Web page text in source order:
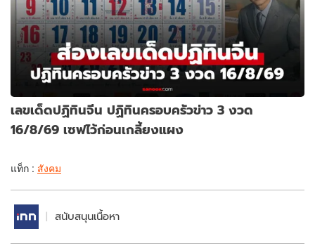
เลขเด็ดปฏิทินจีน ปฏิทินครอบครัวข่าว 3 งวด
16/8/69 เซฟไว้ก่อนเกลี้ยงแผง
แท็ก : สังคม
สนับสนุนเนื้อหา